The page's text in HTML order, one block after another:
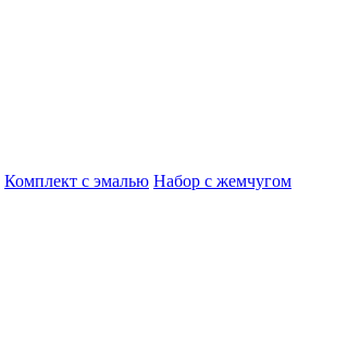
Комплект с эмалью Набор с жемчугом